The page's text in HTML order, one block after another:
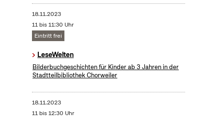
18.11.2023
11 bis 11:30 Uhr
Eintritt frei
LeseWelten
Bilderbuchgeschichten für Kinder ab 3 Jahren in der
Stadtteilbibliothek Chorweiler
18.11.2023
11 bis 12:30 Uhr